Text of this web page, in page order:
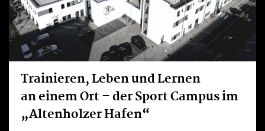
Trainieren, Leben und Lernen
an einem Ort – der Sport Campus im
„Altenholzer Hafen“